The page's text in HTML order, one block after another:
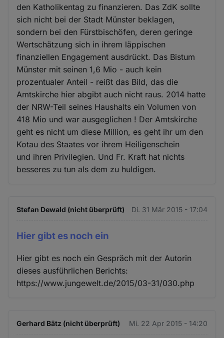
den Katholikentag zu finanzieren. Das ZdK sollte
sich nicht bei der Stadt Münster beklagen,
sondern bei den Fürstbischöfen, deren geringe
Wertschätzung sich in ihrem läppischen
finanziellen Engagement ausdrückt. Das Bistum
Münster mit seinen 1,6 Mio - auch kein
prozentualer Anteil - reißt das Bild, das die
Amtskirche hier abgibt auch nicht raus. 2014 hatte
der NRW-Teil seines Haushalts ein Volumen von
418 Mio und war ausgeglichen ! Der Amtskirche
geht es nicht um diese Million, es geht ihr um den
Kotau des Staates vor ihrem Heiligenschein
und ihren Privilegien. Und Fr. Kraft hat nichts
besseres zu tun als dem zu huldigen.
Stefan Dewald (nicht überprüft) Di. 31 Mär 2015 - 17:04
Hier gibt es noch ein
Hier gibt es noch ein Gespräch mit der Autorin
dieses ausführlichen Berichts:
https://www.jungewelt.de/2015/03-31/030.php
Gerhard Bätz (nicht überprüft) Mi. 22 Apr 2015 - 14:20